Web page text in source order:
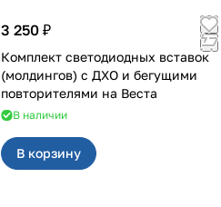
3 250 ₽
Комплект светодиодных вставок
(молдингов) с ДХО и бегущими
повторителями на Веста
В наличии
В корзину